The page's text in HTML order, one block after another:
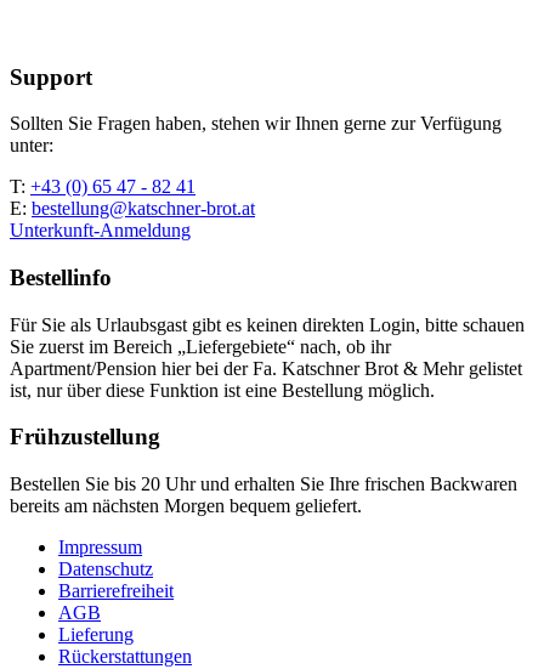
Support
Sollten Sie Fragen haben, stehen wir Ihnen gerne zur Verfügung
unter:
T: +43 (0) 65 47 - 82 41
E: bestellung@katschner-brot.at
Unterkunft-Anmeldung
Bestellinfo
Für Sie als Urlaubsgast gibt es keinen direkten Login, bitte schauen
Sie zuerst im Bereich „Liefergebiete“ nach, ob ihr
Apartment/Pension hier bei der Fa. Katschner Brot & Mehr gelistet
ist, nur über diese Funktion ist eine Bestellung möglich.
Frühzustellung
Bestellen Sie bis 20 Uhr und erhalten Sie Ihre frischen Backwaren
bereits am nächsten Morgen bequem geliefert.
Impressum
Datenschutz
Barrierefreiheit
AGB
Lieferung
Rückerstattungen